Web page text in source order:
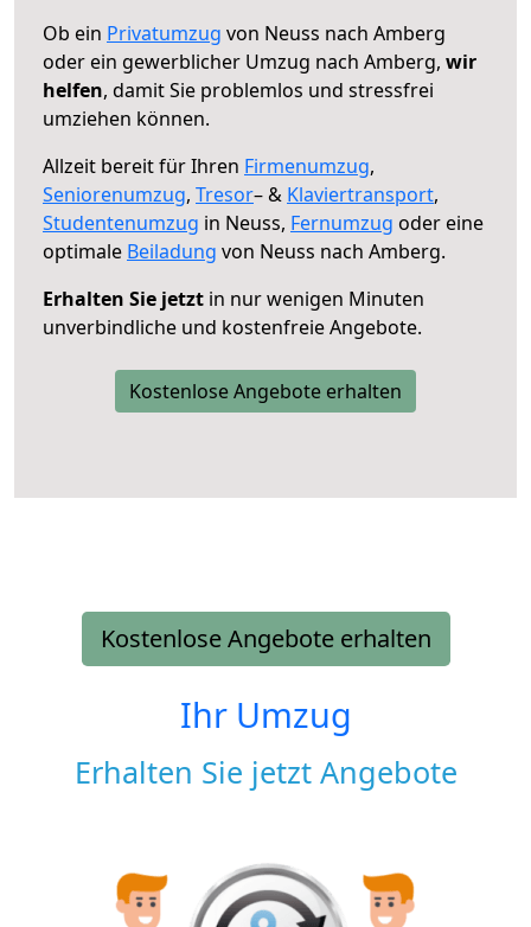
Ob ein Privatumzug von Neuss nach Amberg
oder ein gewerblicher Umzug nach Amberg, wir
helfen, damit Sie problemlos und stressfrei
umziehen können.
Allzeit bereit für Ihren Firmenumzug,
Seniorenumzug, Tresor– & Klaviertransport,
Studentenumzug in Neuss, Fernumzug oder eine
optimale Beiladung von Neuss nach Amberg.
Erhalten Sie jetzt in nur wenigen Minuten
unverbindliche und kostenfreie Angebote.
Kostenlose Angebote erhalten
Kostenlose Angebote erhalten
Ihr Umzug
Erhalten Sie jetzt Angebote